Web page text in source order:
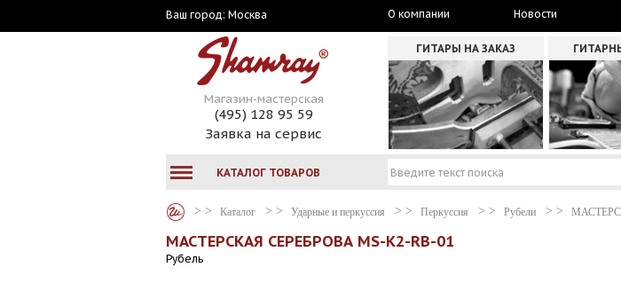
Ваш город: Москва О компании Новости
Магазин-мастерская
(495) 128 95 59
Заявка на сервис
ГИТАРЫ НА ЗАКАЗ
КАТАЛОГ ТОВАРОВ
Каталог Ударные и перкуссия Перкуссия Рубели
МАСТЕРСКАЯ СЕРЕБРОВА MS-K2-RB-01
Рубель